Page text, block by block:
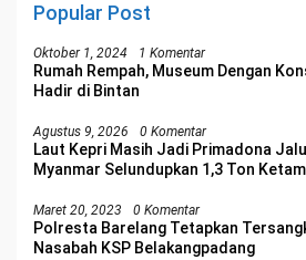
Popular Post
Oktober 1, 2024 1 Komentar
Rumah Rempah, Museum Dengan
Hadir di Bintan
Agustus 9, 2026 0 Komentar
Laut Kepri Masih Jadi Primadona
Myanmar Selundupkan 1,3 Ton
Maret 20, 2023 0 Komentar
Polresta Barelang Tetapkan
Nasabah KSP Belakangpadang